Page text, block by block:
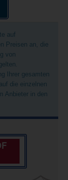
auf
Preisen an, die
von
Ihrer gesamten
die einzelnen
Anbieter in den